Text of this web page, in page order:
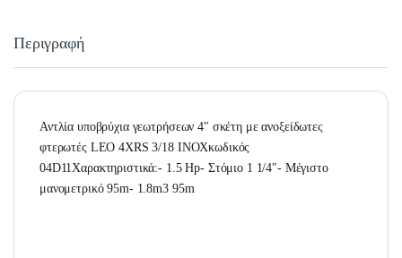
Περιγραφή
Αντλία υποβρύχια γεωτρήσεων 4″ σκέτη με ανοξείδωτες
φτερωτές LEO 4XRS 3/18 INOXκωδικός
04D11Χαρακτηριστικά:- 1.5 Hp- Στόμιο 1 1/4″- Μέγιστο
μανομετρικό 95m- 1.8m3 95m